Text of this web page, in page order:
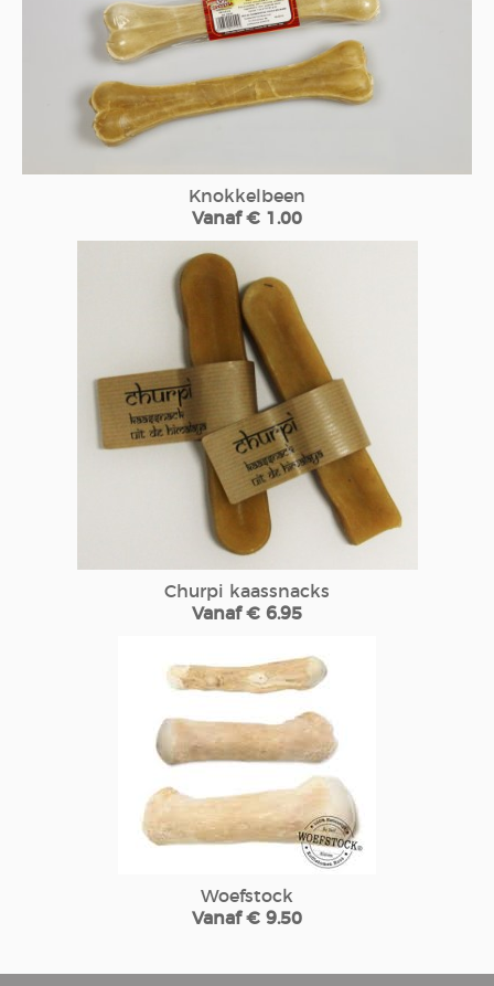
Knokkelbeen
Vanaf € 1.00
Churpi kaassnacks
Vanaf € 6.95
Woefstock
Vanaf € 9.50